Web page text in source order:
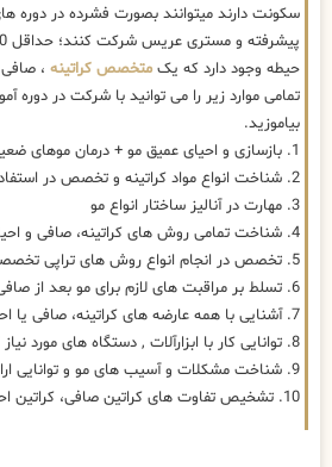
سکونت دارند میتوانند بصورت فشرده در دوره
حیطه وجود دارد که یک متخصص کراتینه ، صافی
تمامی موارد زیر را می توانید با شرکت در دوره
بیاموزید.
1. بازسازی و احیای عمیق مو + درمان موهای ضعیف یا شکسته
2. شناخت انواع مواد کراتینه و تخصص در استفاده از آن ها
3. مهارت در آنالیز ساختار انواع مو
4. شناخت تمامی روش های کراتینه، صافی و احیای مو
5. تخصص در انجام انواع روش های تراپی تخصصی
6. تسلط بر مراقبت های لازم برای مو بعد از صافی و احیا
7. آشنایی با همه عارضه های کراتینه، صافی یا احیای مو
8. توانایی کار با ابزارآلات , دستگاه های مورد نیاز کراتینه
9. شناخت مشکلات و آسیب های مو و توانایی ارائه راهکار برای برطرف سازی
10. تشخیص تفاوت های کراتین صافی، کراتین احیا و بوتاکس